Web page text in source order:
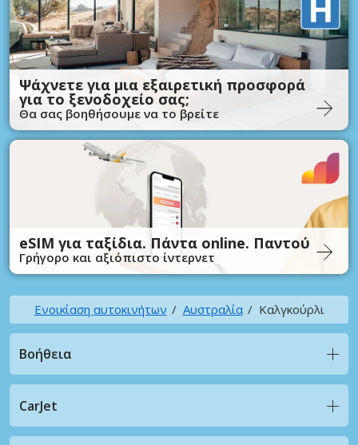
Ψάχνετε για μια εξαιρετική προσφορά
για το ξενοδοχείο σας;
Θα σας βοηθήσουμε να το βρείτε
eSIM για ταξίδια. Πάντα online. Παντού
Γρήγορο και αξιόπιστο ίντερνετ
Ενοικίαση αυτοκινήτων Αυστραλία Καλγκούρλι
Βοήθεια
CarJet